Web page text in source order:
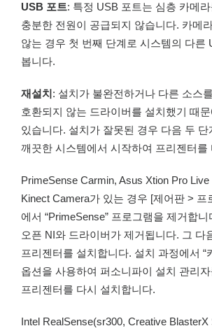
USB 포트: 특정 USB 포트는 심층 카메
충분한 전원이 공급되지 않습니다. 카메
않는 경우 첫 번째 단계로 시스템의 다른
봅니다.
재설치: 설치가 불완전하거나 다른 소스
호환되지 않는 드라이버를 설치했기 때
있습니다. 설치가 잘못된 경우 다음 두 단
깨끗한 시스템에서 시작하여 프리젠터를
PrimeSense Carmin, Asus Xtion Pro
Kinect Camera가 있는 경우 [제어판 > 프
에서 “PrimeSense” 프로그램을 제거합
오픈 NI와 드라이버가 제거됩니다. 그 다
프리젠터를 설치합니다. 설치 과정에서 “
옵션을 사용하여 퍼소니파이 설치 관리
프리젠터를 다시 설치합니다.
Intel RealSense(sr300, Creative